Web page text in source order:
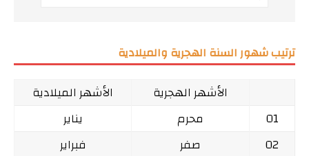
ترتيب شهور السنة الهجرية والميلادية
الأشهر الهجرية
الأشهر الميلادية
01
محرم
يناير
02
صفر
فبراير